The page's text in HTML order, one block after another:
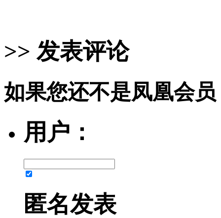
>> 发表评论
如果您还不是凤凰会
用户：
匿名发表